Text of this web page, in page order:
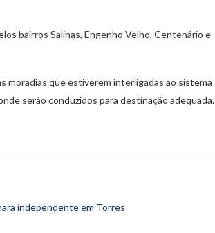
bairros Salinas, Engenho Velho, Centenário e
moradias que estiverem interligadas ao sistema
serão conduzidos para destinação adequada.
independente em Torres